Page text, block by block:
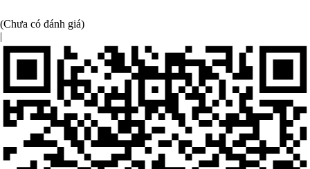
(Chưa có đánh giá)
|